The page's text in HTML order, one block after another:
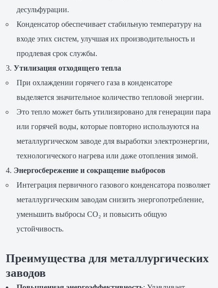
десульфурации.
Конденсатор обеспечивает стабильную температуру на
входе этих систем, улучшая их производительность и
продлевая срок службы.
Утилизация отходящего тепла
При охлаждении горячего газа в конденсаторе
выделяется значительное количество тепловой энергии.
Это тепло может быть утилизировано для генерации пара
или горячей воды, которые повторно используются на
металлургическом заводе для выработки электроэнергии,
технологического нагрева или даже отопления зимой.
Энергосбережение и сокращение выбросов
Интеграция первичного газового конденсатора позволяет
металлургическим заводам снизить энергопотребление,
уменьшить выбросы CO₂ и повысить общую
устойчивость.
Преимущества для металлургических
заводов